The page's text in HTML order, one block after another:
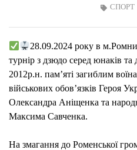
СПОРТ
28.09.2024 року в м.Ромни
турнір з дзюдо серед юнаків
2012р.н. памʼяті загиблим
військових обовʼязків Героя
Олександра Аніщенка та
Максима Савченка.
На змагання до Роменської